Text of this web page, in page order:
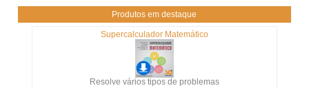
Produtos em destaque
Supercalculador Matemático
Resolve vários tipos de problemas